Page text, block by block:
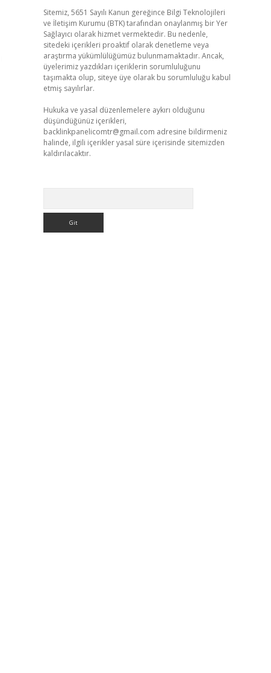
Sitemiz, 5651 Sayılı Kanun gereğince Bilgi Teknolojileri
ve İletişim Kurumu (BTK) tarafından onaylanmış bir Yer
Sağlayıcı olarak hizmet vermektedir. Bu nedenle,
sitedeki içerikleri proaktif olarak denetleme veya
araştırma yükümlülüğümüz bulunmamaktadır. Ancak,
üyelerimiz yazdıkları içeriklerin sorumluluğunu
taşımakta olup, siteye üye olarak bu sorumluluğu kabul
etmiş sayılırlar.
Hukuka ve yasal düzenlemelere aykırı olduğunu
düşündüğünüz içerikleri,
backlinkpanelicomtr@gmail.com adresine bildirmeniz
halinde, ilgili içerikler yasal süre içerisinde sitemizden
kaldırılacaktır.